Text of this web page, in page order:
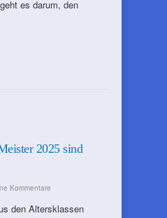
es darum, den
2025 sind
Kommentare
den Altersklassen